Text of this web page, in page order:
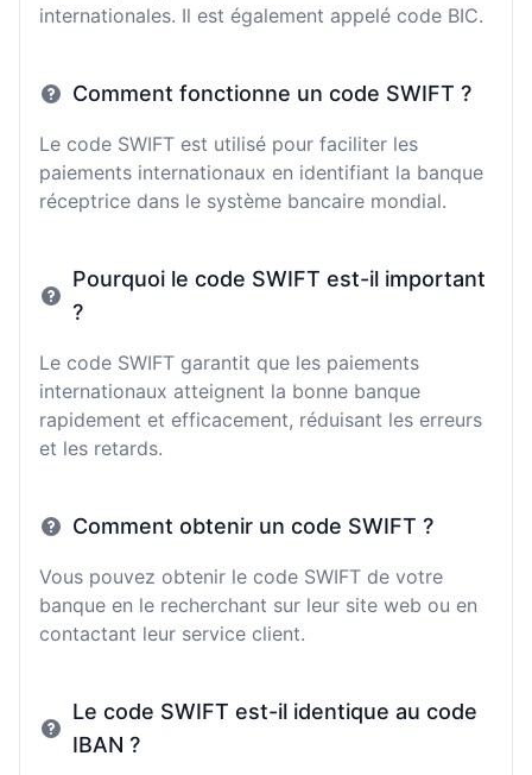
internationales. Il est également appelé code BIC.
Comment fonctionne un code SWIFT ?
Le code SWIFT est utilisé pour faciliter les
paiements internationaux en identifiant la banque
réceptrice dans le système bancaire mondial.
Pourquoi le code SWIFT est-il important
?
Le code SWIFT garantit que les paiements
internationaux atteignent la bonne banque
rapidement et efficacement, réduisant les erreurs
et les retards.
Comment obtenir un code SWIFT ?
Vous pouvez obtenir le code SWIFT de votre
banque en le recherchant sur leur site web ou en
contactant leur service client.
Le code SWIFT est-il identique au code
IBAN ?